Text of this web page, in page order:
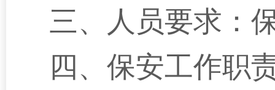
三、人员要求：
四、保安工作职